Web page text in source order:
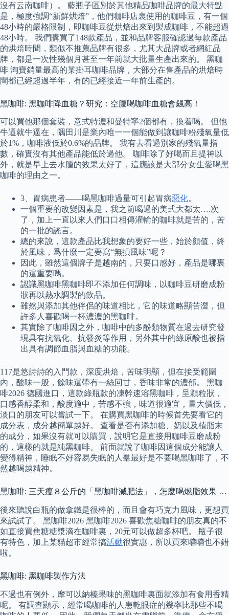
沒有云南咖啡）。 藍瓶子區別於其他精品咖啡品牌的最大特點
是，極度強調“新鮮烘焙”，他們咖啡店裏使用的咖啡豆，有一個
48小時的嚴格限制，即咖啡豆從烘焙出來到製成咖啡，不能超過
48小時。 我們購買了148款產品，並和品牌客服確認過每款產品
的烘焙時間，類似不推薦品牌有很多，尤其大品牌或者網紅品
牌，都是一次性幾個月甚至一年前就大批量生產出來的。 黑咖
啡 淘寶銷量最高的某掛耳咖啡品牌，大部分在售產品的烘焙時
間都已經超過半年，有的已經接近一年前生產的。
黑咖啡: 黑咖啡降血糖？研究：空腹喝咖啡血糖會飆高！
可以買他那個套裝，意式特濃和曼特寧2個都有，換着喝。 但他
牛逼就牛逼在，隅田川是業內唯一一個能做到讓咖啡粉殘氧量低
於1%，咖啡液低於0.6%的品牌。 我有去看過別家的殘氧量指
數，確實沒有其他產品能低於過他。 咖啡除了好喝而且提神以
外，就是早上去水腫的效果太好了，這應該是大部分女生愛喝黑
咖啡的理由之一。
3、胃病患者——喝黑咖啡過量可引起胃病惡化。
一個重要的改變因素是，我之前喝過的美式大都太….次
了，加上一直以來人們口口相傳灌輸的咖啡就是苦的，苦
的一批的謠言。
總的來說，這款產品比我想象的要好一些，始於顏值，終
於風味，爲什麼一定要寫“無損風味”呢？
因此，雖然這個牌子是越南的，只要口感好，產品是哪裏
的還重要嗎。
認識黑咖啡黑咖啡即不添加任何調味，以咖啡豆研磨成粉
狀再以熱水調製的飲品。
雖然與添加其他伴侶的味道相比，它的味道略顯苦澀，但
許多人喜歡喝一杯濃濃的黑咖啡。
其實除了咖啡因之外，咖啡中的多酚類物質在過去研究發
現具有抗氧化、抗發炎等作用，另外其中的綠原酸也被指
出具有調節血脂與血糖的功能。
117是悠詩詩的入門款，深度烘焙，苦味明顯，但在接受範圍
內，酸味一般，餘味還帶有一絲回甘，香味非常的濃郁。 黑咖
啡2026 德國進口，這款綠瓶款的凍幹速溶黑咖啡，呈顆粒狀，
口感香醇柔和，酸度適中，苦感不強，味道很適宜，量大價低，
淡口的朋友可以嘗試一下。 在購買黑咖啡的時候首先要看它的
成分表，成分越簡單越好。 查看是否有添加糖、奶以及植脂末
的成分，如果沒有就可以購買，說明它是直接用咖啡豆磨成粉
的，這樣的就是純黑咖啡。 前面就說了咖啡因這個成分能讓人
變得精神，睡眠不好容易失眠的人羣最好是不要喝黑咖啡了，不
然越喝越精神。
黑咖啡: 三天瘦８公斤的「黑咖啡減肥法」，怎麼喝燃脂效果 …
後來聽說白瓶的做拿鐵是很棒的，而且會有巧克力風味，更想買
來試試了。 黑咖啡2026 黑咖啡2026 喜歡焦糖咖啡的朋友真的不
如直接買焦糖糖漿滴在咖啡裏，20元可以做超多杯吧。 瓶子很
有特色，加上某貓超市經常搞活動很實惠，所以買來嚐嚐也不錯
啦。
黑咖啡: 黑咖啡製作方法
不過也有例外，摩可以納榛果味的黑咖啡裏面就添加有食用香精
呢。 有調查顯示，經常喝咖啡的人患乾眼症的幾率比那些不喝